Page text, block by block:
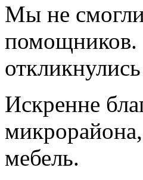
Мы не
помощников.
Искренне
мебель.